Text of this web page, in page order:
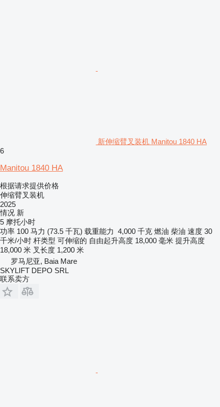
新伸缩臂叉装机 Manitou 1840 HA
6
Manitou 1840 HA
根据请求提供价格
伸缩臂叉装机
2025
情况 新
5 摩托小时
功率 100 马力 (73.5 千瓦) 载重能力 4,000 千克 燃油 柴油 速度 30
千米/小时 杆类型 可伸缩的 自由起升高度 18,000 毫米 提升高度
18,000 米 叉长度 1,200 米
罗马尼亚, Baia Mare
SKYLIFT DEPO SRL
联系卖方